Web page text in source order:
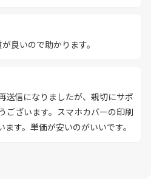
良いので助かります。
送信になりましたが、親切にサポ
ございます。スマホカバーの印刷
す。単価が安いのがいいです。